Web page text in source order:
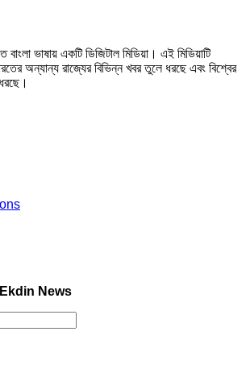
ভাষায় একটি ডিজিটাল মিডিয়া। এই মিডিয়াটি
অন্যান্য রাজ্যের বিভিন্ন খবর তুলে ধরছে এবং বিশ্বের
Ekdin News